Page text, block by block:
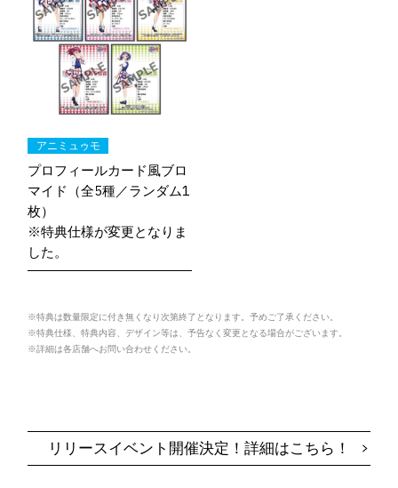
アニミュゥモ
プロフィールカード風ブロ
マイド（全5種／ランダム1
枚）
※特典仕様が変更となりま
した。
※特典は数量限定に付き無くなり次第終了となります。予めご了承ください。
※特典仕様、特典内容、デザイン等は、予告なく変更となる場合がございます。
※詳細は各店舗へお問い合わせください。
リリースイベント開催決定！詳細はこちら！